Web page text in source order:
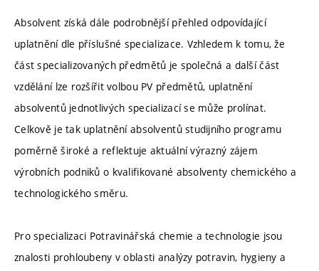
Absolvent získá dále podrobnější přehled odpovídající
uplatnění dle příslušné specializace. Vzhledem k tomu, že
část specializovaných předmětů je společná a další část
vzdělání lze rozšířit volbou PV předmětů, uplatnění
absolventů jednotlivých specializací se může prolínat.
Celkově je tak uplatnění absolventů studijního programu
poměrně široké a reflektuje aktuální výrazný zájem
výrobních podniků o kvalifikované absolventy chemického a
technologického směru.
Pro specializaci Potravinářská chemie a technologie jsou
znalosti prohloubeny v oblasti analýzy potravin, hygieny a